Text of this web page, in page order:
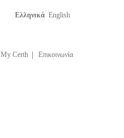
Ελληνικά English
My Certh| Επικοινωνία